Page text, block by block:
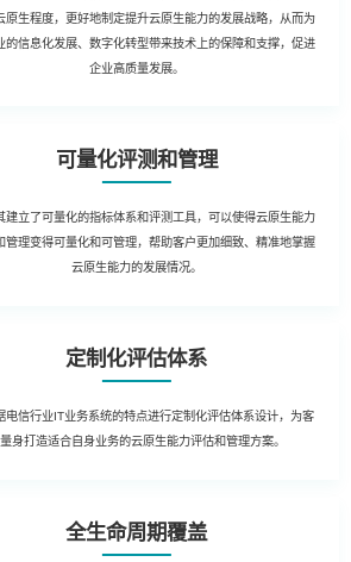
原生程度，更好地制定提升云原生能力的发展战略，从而为
的信息化发展、数字化转型带来技术上的保障和支撑，促进
企业高质量发展。
可量化评测和管理
建立了可量化的指标体系和评测工具，可以使得云原生能力
管理变得可量化和可管理，帮助客户更加细致、精准地掌握
云原生能力的发展情况。
定制化评估体系
电信行业IT业务系统的特点进行定制化评估体系设计，为客
身打造适合自身业务的云原生能力评估和管理方案。
全生命周期覆盖